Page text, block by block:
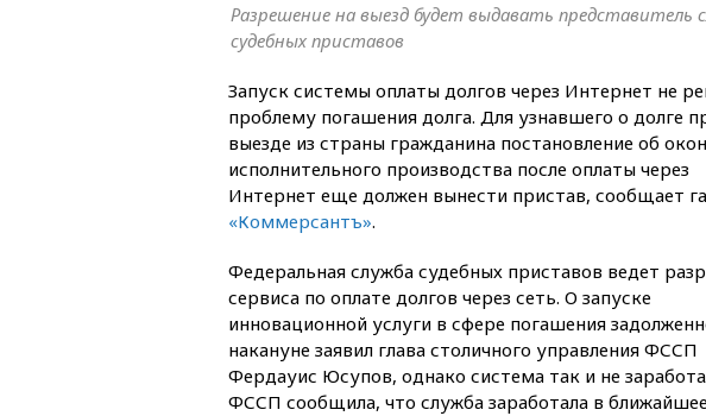
Разрешение на выезд будет выдавать представитель
судебных приставов
Запуск системы оплаты долгов через Интернет не
проблему погашения долга. Для узнавшего о долге
выезде из страны гражданина постановление об
исполнительного производства после оплаты через
Интернет еще должен вынести пристав, сообщает
«Коммерсантъ».
Федеральная служба судебных приставов ведет
сервиса по оплате долгов через сеть. О запуске
инновационной услуги в сфере погашения
накануне заявил глава столичного управления ФССП
Фердауис Юсупов, однако система так и не
ФССП сообщила, что служба заработала в